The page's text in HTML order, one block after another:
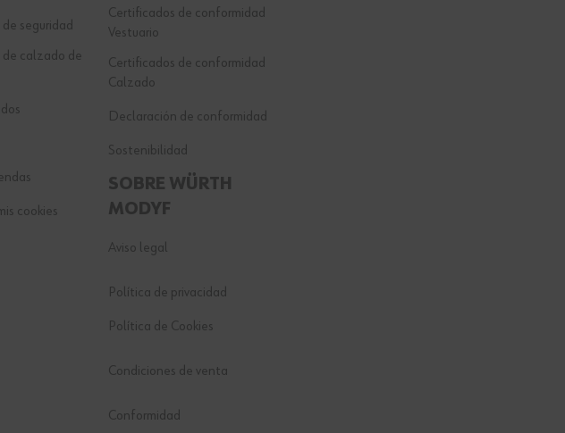
seguridad
de calzado de
cookies
Certificados de conformidad
Vestuario
Certificados de conformidad
Calzado
Declaración de conformidad
Sostenibilidad
SOBRE WÜRTH
MODYF
Aviso legal
Política de privacidad
Política de Cookies
Condiciones de venta
Conformidad